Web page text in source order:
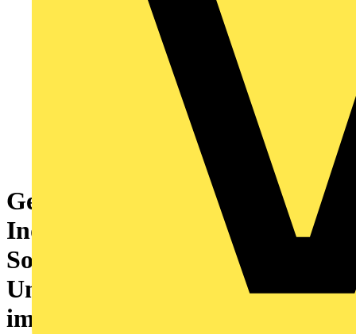
Gehäuse
Industriesteckverbinder,
Sockelgehäuse, Längsbügel am
Unterteil, Baugröße: 3, IP65,
im gestecktem Zustand